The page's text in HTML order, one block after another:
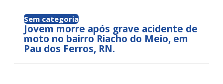
Sem categoria
Jovem morre após grave acidente de
moto no bairro Riacho do Meio, em
Pau dos Ferros, RN.